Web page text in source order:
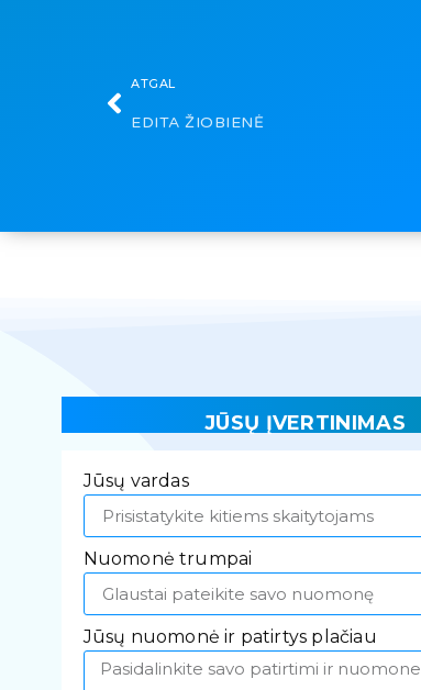
ATGAL
EDITA ŽIOBIENĖ
JŪSŲ ĮVERTINIMAS
Jūsų vardas
Nuomonė trumpai
Jūsų nuomonė ir patirtys plačiau